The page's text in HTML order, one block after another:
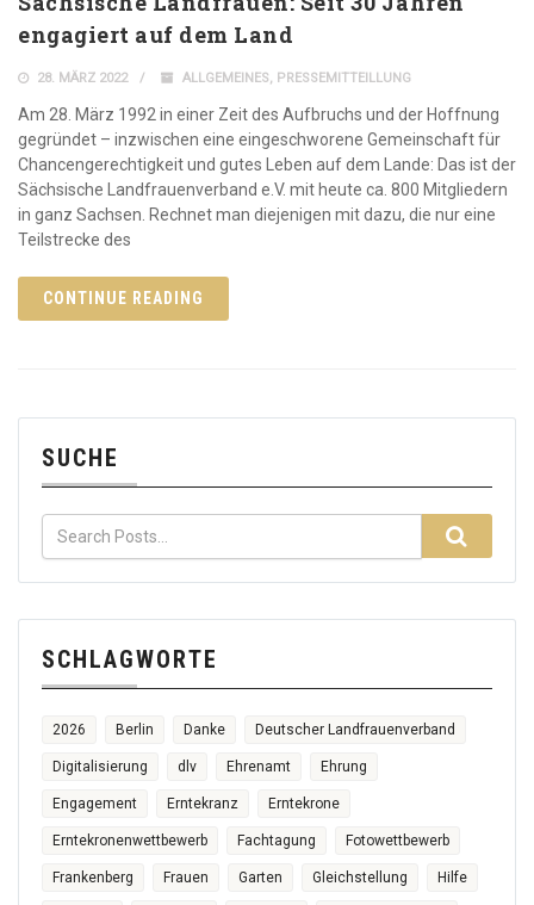
engagiert auf dem Land
28. MÄRZ 2022 ALLGEMEINES, PRESSEMITTEILLUNG
Am 28. März 1992 in einer Zeit des Aufbruchs und der Hoffnung
gegründet – inzwischen eine eingeschworene Gemeinschaft für
Chancengerechtigkeit und gutes Leben auf dem Lande: Das ist der
Sächsische Landfrauenverband e.V. mit heute ca. 800 Mitgliedern
in ganz Sachsen. Rechnet man diejenigen mit dazu, die nur eine
Teilstrecke des
CONTINUE READING
SUCHE
SCHLAGWORTE
2026 Berlin Danke Deutscher Landfrauenverband
Digitalisierung dlv Ehrenamt Ehrung
Engagement Erntekranz Erntekrone
Erntekronenwettbewerb Fachtagung Fotowettbewerb
Frankenberg Frauen Garten Gleichstellung Hilfe